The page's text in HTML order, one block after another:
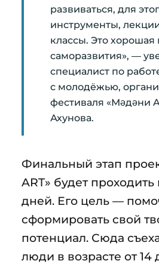
развиваться, для
инструменты,
классы. Это
саморазвития», —
специалист по
с молодёжью,
фестиваля «Мәдәни
Ахунова.
Финальный этап
ART» будет
дней. Его цель —
сформировать свой
потенциал. Сюда
люди в возрасте от 14